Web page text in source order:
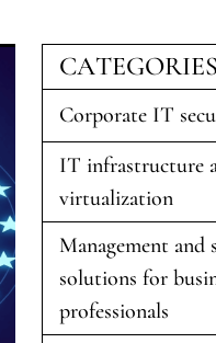
CATEGORIES
Corporate IT
IT infrastructure
virtualization
Management and
solutions for
professionals